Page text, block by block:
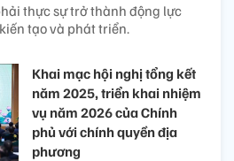
thực sự trở thành động lực
tạo và phát triển.
Khai mạc hội nghị tổng kết
năm 2025, triển khai nhiệm
vụ năm 2026 của Chính
phủ với chính quyền địa
phương